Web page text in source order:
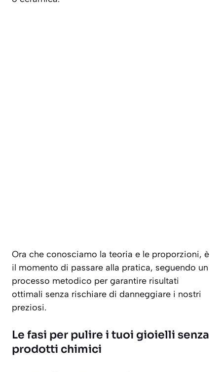
Ora che conosciamo la teoria e le proporzioni, è
il momento di passare alla pratica, seguendo un
processo metodico per garantire risultati
ottimali senza rischiare di danneggiare i nostri
preziosi.
Le fasi per pulire i tuoi gioielli senza
prodotti chimici